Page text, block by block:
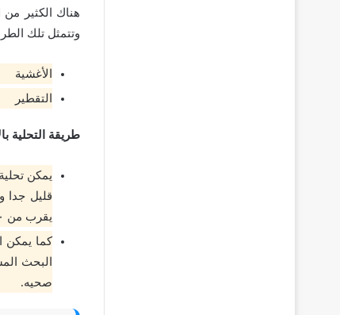
هناك الكثير
وتتمثل تلك
الأغشية
التقطير
طريقة التحلية
يمكن
قليل جدا
يقرب من ٧٠ ضغط جوي وغالباً يستخدم الضغط الكهربائي.
كما يمكن
البحث
صحيه.